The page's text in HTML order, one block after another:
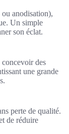
ou anodisation),
Un simple
son éclat.
des
une grande
perte de qualité.
de réduire